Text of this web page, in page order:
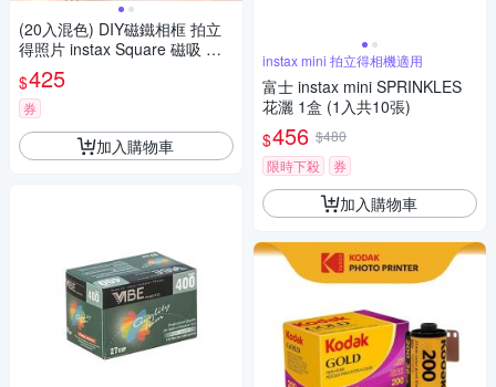
(20入混色) DIY磁鐵相框 拍立
得照片 instax Square 磁吸 拼
圖 筆筒 造型相框 冰箱貼 evo
$425
券
加入購物車
instax mini 拍立得相機適用
富士 instax mini SPRINKLES
花灑 1盒 (1入共10張)
$456 $480
限時下殺
券
加入購物車